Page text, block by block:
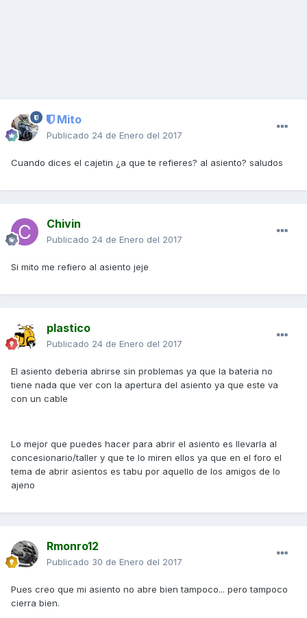
Mito
Publicado 24 de Enero del 2017
Cuando dices el cajetin ¿a que te refieres? al asiento? saludos
Chivin
Publicado 24 de Enero del 2017
Si mito me refiero al asiento jeje
plastico
Publicado 24 de Enero del 2017
El asiento deberia abrirse sin problemas ya que la bateria no
tiene nada que ver con la apertura del asiento ya que este va
con un cable
Lo mejor que puedes hacer para abrir el asiento es llevarla al
concesionario/taller y que te lo miren ellos ya que en el foro el
tema de abrir asientos es tabu por aquello de los amigos de lo
ajeno
Rmonro12
Publicado 30 de Enero del 2017
Pues creo que mi asiento no abre bien tampoco... pero tampoco
cierra bien.